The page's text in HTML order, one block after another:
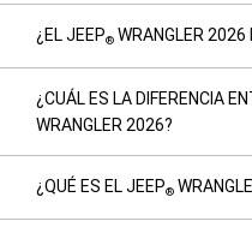
¿EL JEEP® WRANGLER 2026
¿CUÁL ES LA DIFERENCIA
WRANGLER 2026?
¿QUÉ ES EL JEEP®